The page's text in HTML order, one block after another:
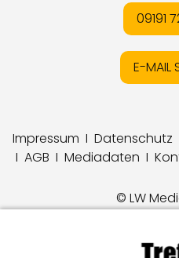
09191
E-MAIL
Impressum I Datenschutz
I AGB I Mediadaten I
© LW